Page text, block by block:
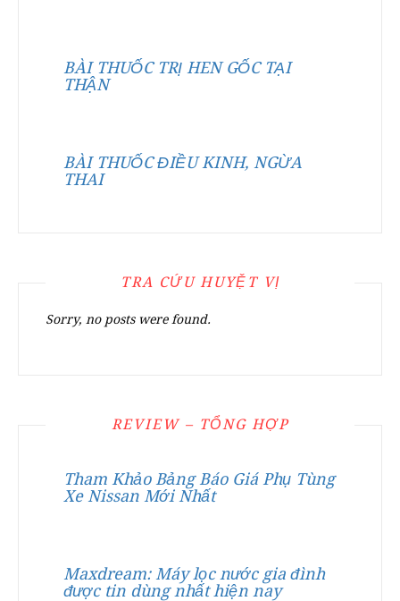
BÀI THUỐC TRỊ HEN GỐC TẠI
THẬN
BÀI THUỐC ĐIỀU KINH, NGỪA
THAI
TRA CỨU HUYỆT VỊ
Sorry, no posts were found.
REVIEW – TỔNG HỢP
Tham Khảo Bảng Báo Giá Phụ Tùng
Xe Nissan Mới Nhất
Maxdream: Máy lọc nước gia đình
được tin dùng nhất hiện nay